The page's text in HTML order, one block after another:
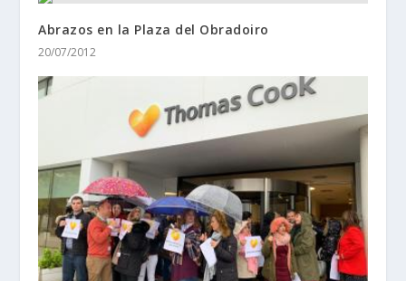
Abrazos en la Plaza del Obradoiro
20/07/2012